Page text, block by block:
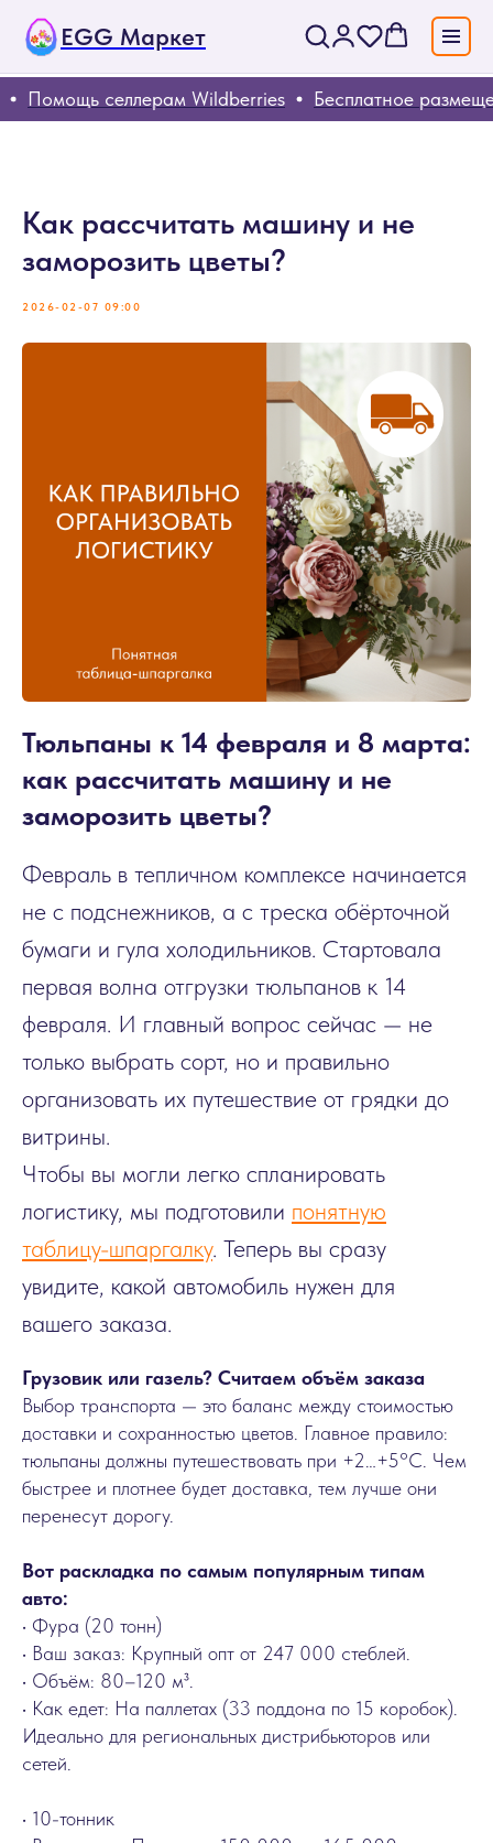
EGG Маркет
Помощь селлерам Wildberries Бесплатное
Как рассчитать машину и не
заморозить цветы?
2026-02-07 09:00
Тюльпаны к 14 февраля и 8 марта:
как рассчитать машину и не
заморозить цветы?
Февраль в тепличном комплексе начинается
не с подснежников, а с треска обёрточной
бумаги и гула холодильников. Стартовала
первая волна отгрузки тюльпанов к 14
февраля. И главный вопрос сейчас — не
только выбрать сорт, но и правильно
организовать их путешествие от грядки до
витрины.
Чтобы вы могли легко спланировать
логистику, мы подготовили понятную
таблицу-шпаргалку. Теперь вы сразу
увидите, какой автомобиль нужен для
вашего заказа.
Грузовик или газель? Считаем объём заказа
Выбор транспорта — это баланс между стоимостью
доставки и сохранностью цветов. Главное правило:
тюльпаны должны путешествовать при +2…+5°C. Чем
быстрее и плотнее будет доставка, тем лучше они
перенесут дорогу.
Вот раскладка по самым популярным типам
авто:
• Фура (20 тонн)
• Ваш заказ: Крупный опт от 247 000 стеблей.
• Объём: 80–120 м³.
• Как едет: На паллетах (33 поддона по 15 коробок).
Идеально для региональных дистрибьюторов или
сетей.
• 10-тонник